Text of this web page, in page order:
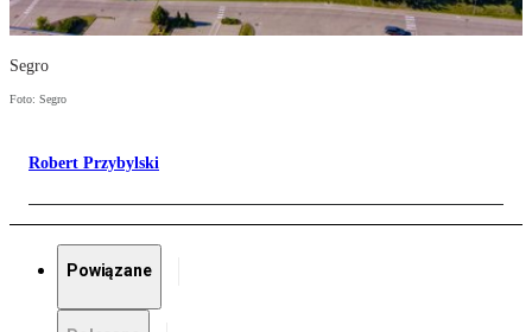
Segro
Foto: Segro
Robert Przybylski
Powiązane